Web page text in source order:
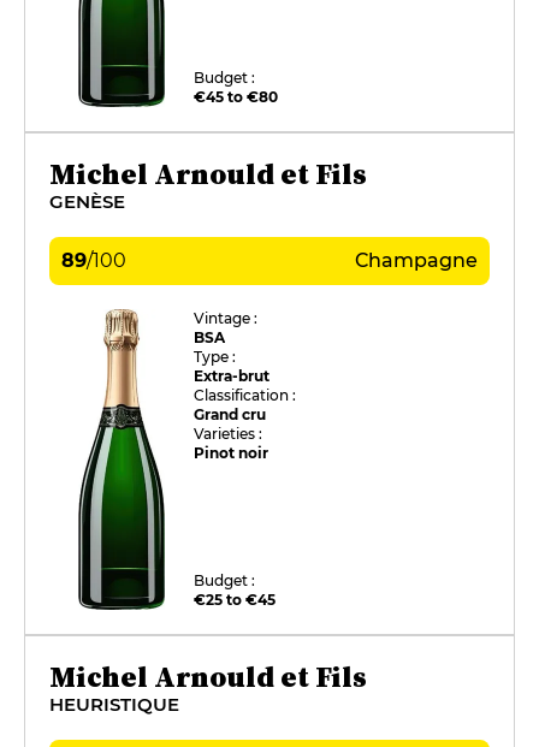
Budget :
€45 to €80
Michel Arnould et Fils
GENÈSE
89/100 Champagne
Vintage :
BSA
Type :
Extra-brut
Classification :
Grand cru
Varieties :
Pinot noir
Budget :
€25 to €45
Michel Arnould et Fils
HEURISTIQUE